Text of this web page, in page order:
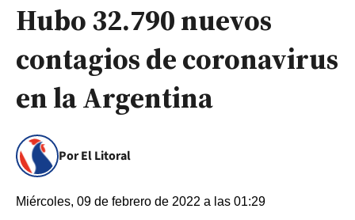
Hubo 32.790 nuevos
contagios de coronavirus
en la Argentina
Por El Litoral
Miércoles, 09 de febrero de 2022 a las 01:29